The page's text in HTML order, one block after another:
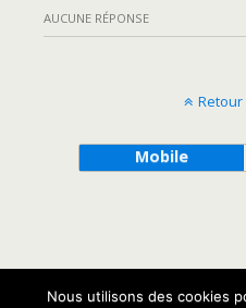
AUCUNE RÉPONSE
Mobile
Nous utilisons des cookies